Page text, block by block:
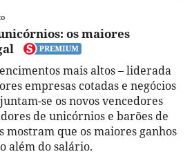
os maiores
mais altos – liderada
empresas cotadas e negócios
se os novos vencedores
de unicórnios e barões de
mostram que os maiores ganhos
além do salário.